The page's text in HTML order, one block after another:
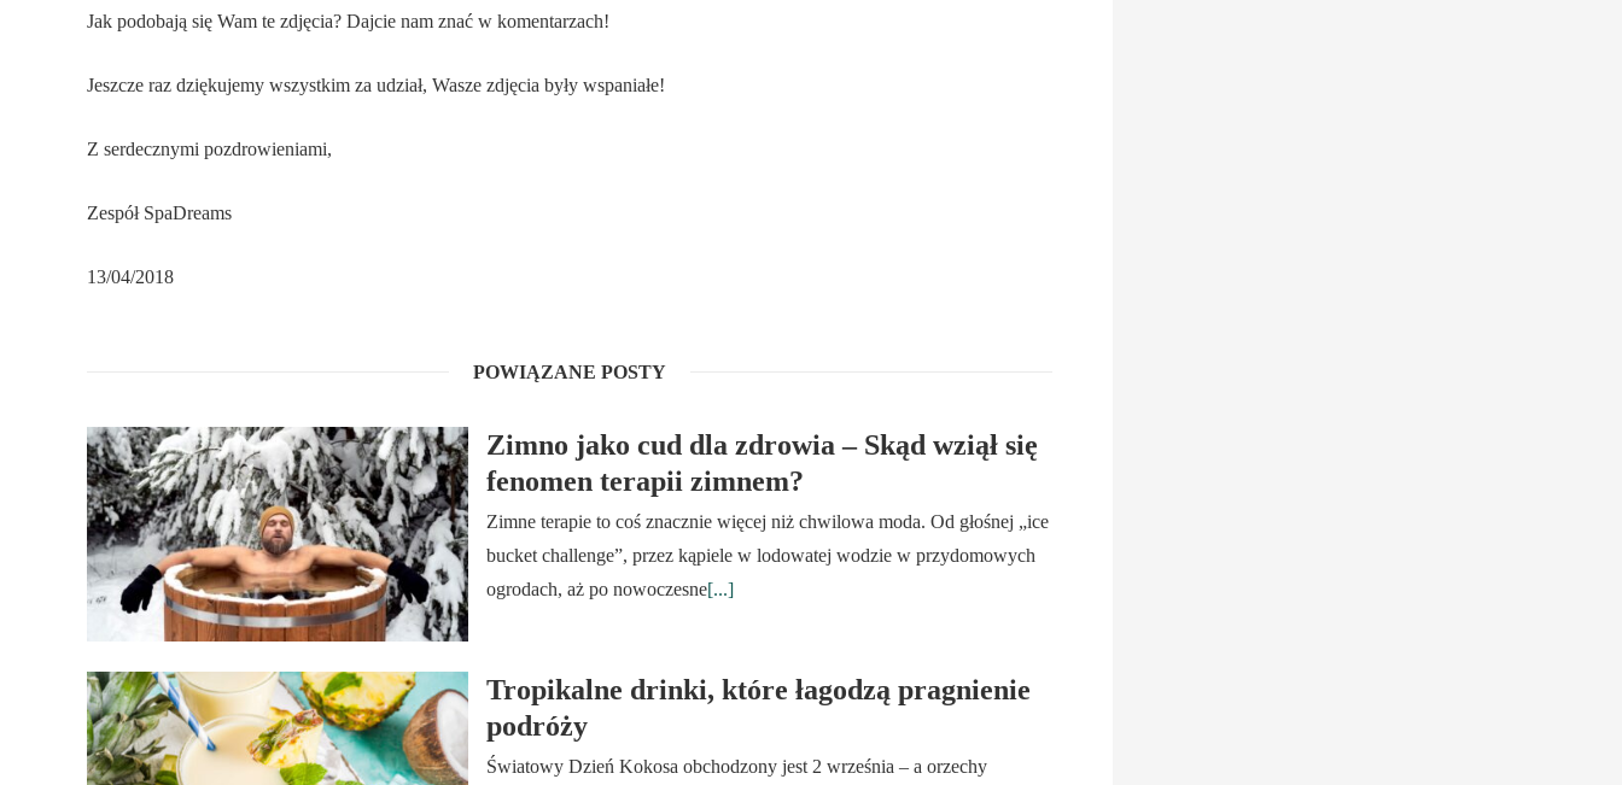
Jak podobają się Wam te zdjęcia? Dajcie nam znać w komentarzach!
Jeszcze raz dziękujemy wszystkim za udział, Wasze zdjęcia były wspaniałe!
Z serdecznymi pozdrowieniami,
Zespół SpaDreams
13/04/2018
POWIĄZANE POSTY
Zimno jako cud dla zdrowia – Skąd wziął się
fenomen terapii zimnem?
Zimne terapie to coś znacznie więcej niż chwilowa moda. Od głośnej „ice
bucket challenge”, przez kąpiele w lodowatej wodzie w przydomowych
ogrodach, aż po nowoczesne[...]
Tropikalne drinki, które łagodzą pragnienie
podróży
Światowy Dzień Kokosa obchodzony jest 2 września – a orzechy